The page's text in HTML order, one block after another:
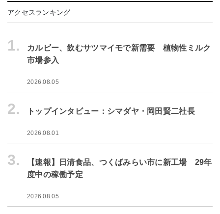
アクセスランキング
1.
カルビー、飲むサツマイモで新需要 植物性ミルク
市場参入
2026.08.05
2. トップインタビュー：シマダヤ・岡田賢二社長
2026.08.01
3.
【速報】日清食品、つくばみらい市に新工場 29年
度中の稼働予定
2026.08.05